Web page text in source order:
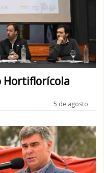
Hortiflorícola
5 de agosto